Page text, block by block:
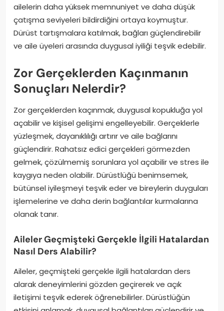
ailelerin daha yüksek memnuniyet ve daha düşük
çatışma seviyeleri bildirdiğini ortaya koymuştur.
Dürüst tartışmalara katılmak, bağları güçlendirebilir
ve aile üyeleri arasında duygusal iyiliği teşvik edebilir.
Zor Gerçeklerden Kaçınmanın
Sonuçları Nelerdir?
Zor gerçeklerden kaçınmak, duygusal kopukluğa yol
açabilir ve kişisel gelişimi engelleyebilir. Gerçeklerle
yüzleşmek, dayanıklılığı artırır ve aile bağlarını
güçlendirir. Rahatsız edici gerçekleri görmezden
gelmek, çözülmemiş sorunlara yol açabilir ve stres ile
kaygıya neden olabilir. Dürüstlüğü benimsemek,
bütünsel iyileşmeyi teşvik eder ve bireylerin duyguları
işlemelerine ve daha derin bağlantılar kurmalarına
olanak tanır.
Aileler Geçmişteki Gerçekle İlgili Hatalardan
Nasıl Ders Alabilir?
Aileler, geçmişteki gerçekle ilgili hatalardan ders
alarak deneyimlerini gözden geçirerek ve açık
iletişimi teşvik ederek öğrenebilirler. Dürüstlüğün